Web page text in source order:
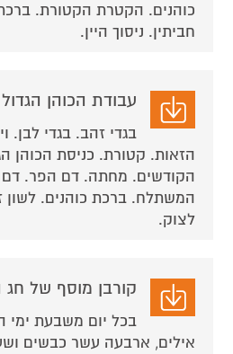
כוהנים. הקטרת הקטורת.
חביתין. ניסוך היין.
עבודת הכוהן
בגדי זהב. בגדי לבן.
הזאות. קטורת. כניסת הכוהן
הקודשים. מחתה. דם הפר.
המשתלח. ברכת כוהנים. לשון
לצוק.
קורבן מוסף של חג
בכל יום משבעת ימי
אילים, ארבעה עשר כבשים